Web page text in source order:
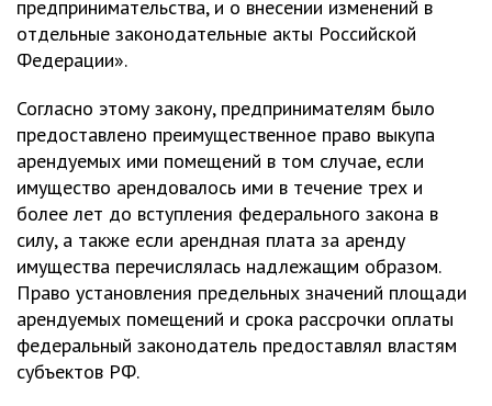
предпринимательства, и о внесении изменений в
отдельные законодательные акты Российской
Федерации».
Согласно этому закону, предпринимателям было
предоставлено преимущественное право выкупа
арендуемых ими помещений в том случае, если
имущество арендовалось ими в течение трех и
более лет до вступления федерального закона в
силу, а также если арендная плата за аренду
имущества перечислялась надлежащим образом.
Право установления предельных значений площади
арендуемых помещений и срока рассрочки оплаты
федеральный законодатель предоставлял властям
субъектов РФ.